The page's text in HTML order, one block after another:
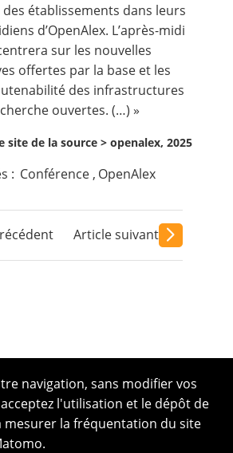
des établissements dans leurs
d’OpenAlex. L’après-midi
sur les nouvelles
offertes par la base et les
des infrastructures
ouvertes. (…) »
site de la source > openalex, 2025
: Conférence , OpenAlex
Article suivant
navigation, sans modifier vos
l'utilisation et le dépôt de
mesurer la fréquentation du site